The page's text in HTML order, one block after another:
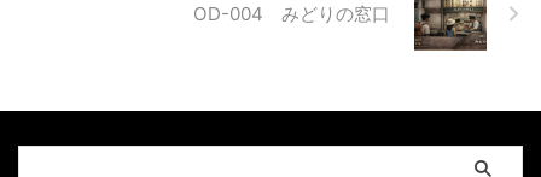
OD-004 みどりの窓口